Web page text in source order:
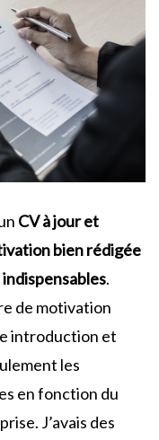
CV à jour et
bien rédigée
.
de motivation
introduction et
les
en fonction du
J’avais des